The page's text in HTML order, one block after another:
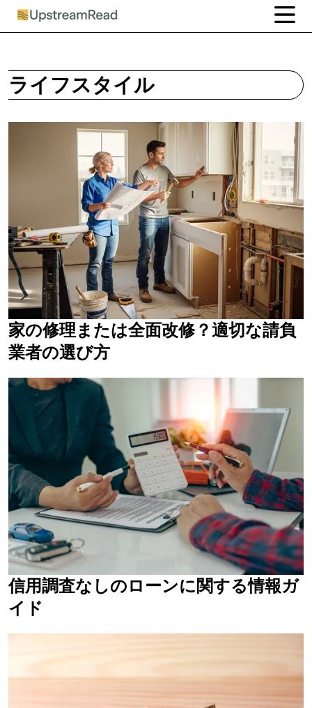
ライフスタイル
家の修理または全面改修？適切な請負
業者の選び方
信用調査なしのローンに関する情報ガ
イド